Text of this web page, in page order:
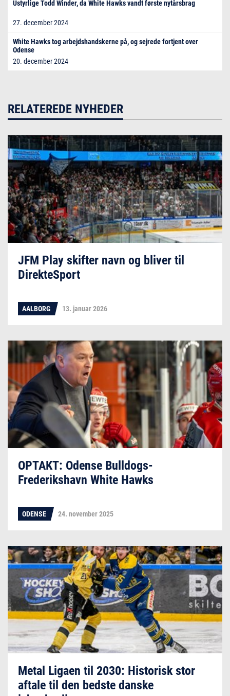
Ustyrlige Todd Winder, da White Hawks vandt første nytårsbrag
27. december 2024
White Hawks tog arbejdshandskerne på, og sejrede fortjent over
Odense
20. december 2024
RELATEREDE NYHEDER
JFM Play skifter navn og bliver til
DirekteSport
AALBORG 13. januar 2026
OPTAKT: Odense Bulldogs-
Frederikshavn White Hawks
ODENSE 24. november 2025
Metal Ligaen til 2030: Historisk stor
aftale til den bedste danske